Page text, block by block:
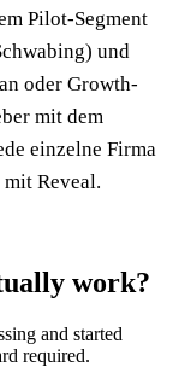
Pilot-Segment
und
oder Growth-
mit dem
einzelne Firma
Reveal.
work?
and started
required.